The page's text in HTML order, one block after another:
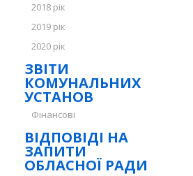
2018 рік
2019 рік
2020 рік
ЗВІТИ
КОМУНАЛЬНИХ
УСТАНОВ
Фінансові
ВІДПОВІДІ НА
ЗАПИТИ
ОБЛАСНОЇ РАДИ